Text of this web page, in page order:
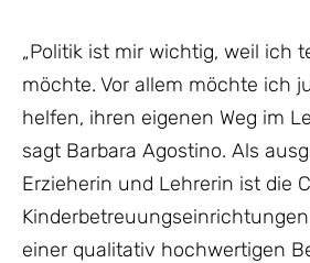
„Politik ist mir wichtig, weil ich
möchte. Vor allem möchte ich
helfen, ihren eigenen Weg im
sagt Barbara Agostino. Als
Erzieherin und Lehrerin ist die
einer qualitativ hochwertigen